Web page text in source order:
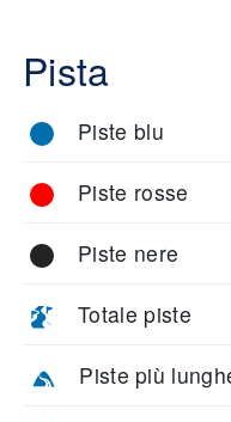
Pista
Piste blu
Piste rosse
Piste nere
Totale piste
Piste più